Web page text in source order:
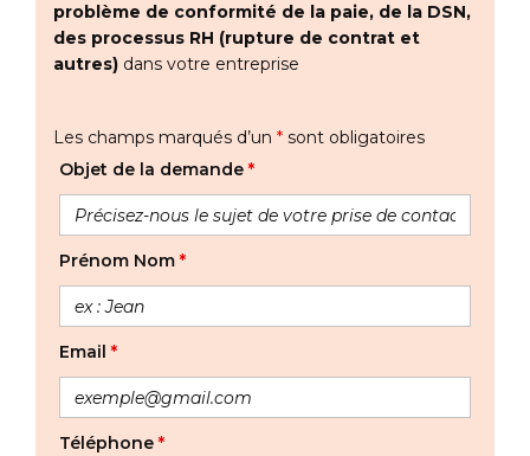
problème de conformité de la paie, de la DSN,
des processus RH (rupture de contrat et
autres) dans votre entreprise
Les champs marqués d’un * sont obligatoires
Objet de la demande *
Prénom Nom *
Email *
Téléphone *